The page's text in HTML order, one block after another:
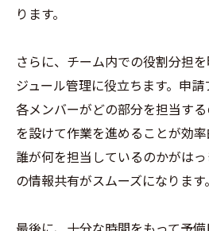
ります。
さらに、チーム内での役割分担
ジュール管理に役立ちます。申請
各メンバーがどの部分を担当す
を設けて作業を進めることが効率
誰が何を担当しているのかがは
の情報共有がスムーズになります。